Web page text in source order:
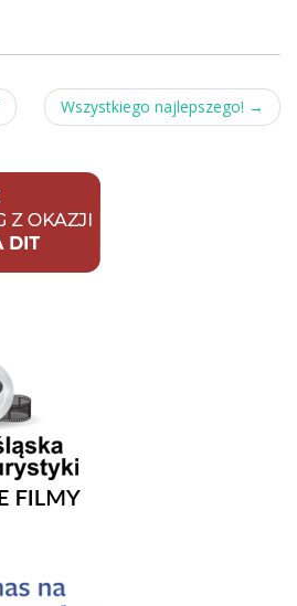
Wszystkiego najlepszego! →